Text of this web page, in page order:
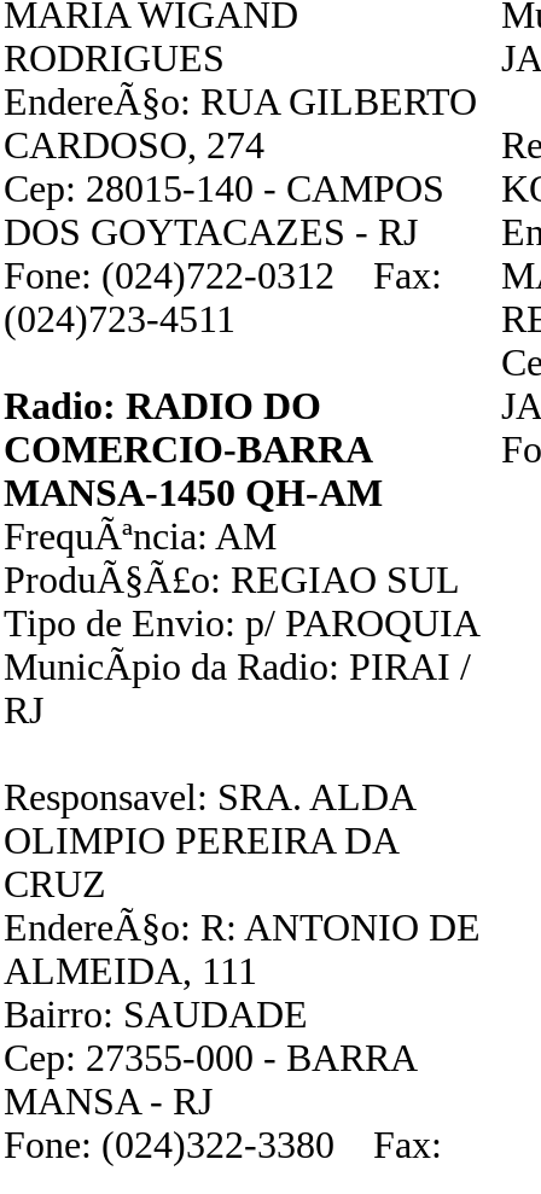
MARIA WIGAND
RODRIGUES
EndereÃ§o: RUA GILBERTO
CARDOSO, 274
Cep: 28015-140 - CAMPOS
DOS GOYTACAZES - RJ
Fone: (024)722-0312 Fax:
(024)723-4511
Radio: RADIO DO
COMERCIO-BARRA
MANSA-1450 QH-AM
FrequÃªncia: AM
ProduÃ§Ã£o: REGIAO SUL
Tipo de Envio: p/ PAROQUIA
MunicÃ­pio da Radio: PIRAI /
RJ
Responsavel: SRA. ALDA
OLIMPIO PEREIRA DA
CRUZ
EndereÃ§o: R: ANTONIO DE
ALMEIDA, 111
Bairro: SAUDADE
Cep: 27355-000 - BARRA
MANSA - RJ
Fone: (024)322-3380 Fax: